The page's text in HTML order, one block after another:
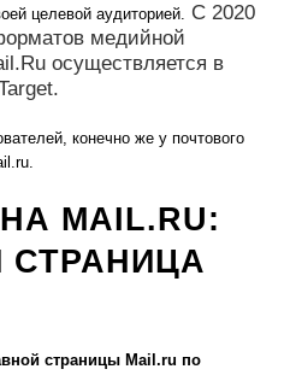
целевой аудиторией. С 2020
медийной
осуществляется в
конечно же у почтового
MAIL.RU:
СТРАНИЦА
страницы Mail.ru по